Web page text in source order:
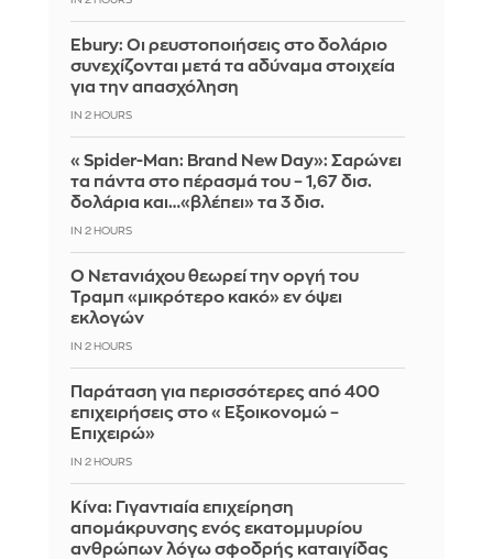
Ebury: Οι ρευστοποιήσεις στο δολάριο
συνεχίζονται μετά τα αδύναμα στοιχεία
για την απασχόληση
IN 2 HOURS
«Spider-Man: Brand New Day»: Σαρώνει
τα πάντα στο πέρασμά του – 1,67 δισ.
δολάρια και…«βλέπει» τα 3 δισ.
IN 2 HOURS
Ο Νετανιάχου θεωρεί την οργή του
Τραμπ «μικρότερο κακό» εν όψει
εκλογών
IN 2 HOURS
Παράταση για περισσότερες από 400
επιχειρήσεις στο «Εξοικονομώ –
Επιχειρώ»
IN 2 HOURS
Κίνα: Γιγαντιαία επιχείρηση
απομάκρυνσης ενός εκατομμυρίου
ανθρώπων λόγω σφοδρής καταιγίδας